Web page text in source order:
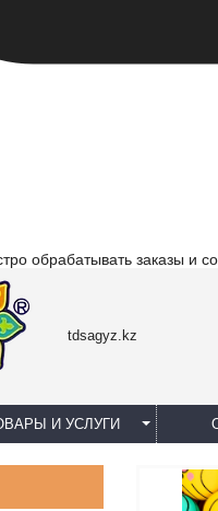
обрабатывать заказы и
tdsagyz.kz
И УСЛУГИ